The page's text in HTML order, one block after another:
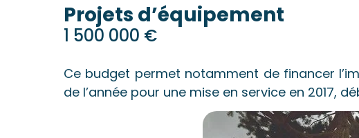
Projets d’équipement
1 500 000 €
Ce budget permet notamment de financer
de l’année pour une mise en service en 2017,